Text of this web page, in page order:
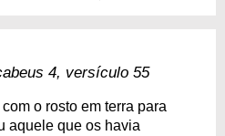
4, versículo 55
o rosto em terra para
aquele que os havia